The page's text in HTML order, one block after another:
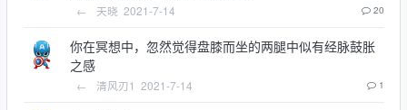
← 天晓 2021-7-14 20
你在冥想中，忽然觉得盘膝而坐的两腿中似有经脉鼓胀
之感
← 清风刃1 2021-7-14 1